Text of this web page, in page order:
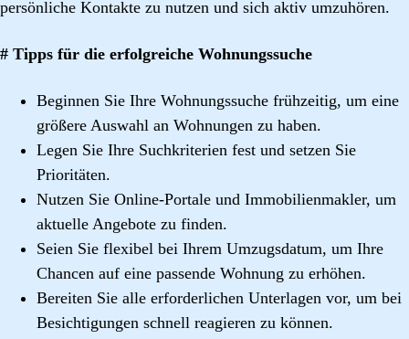
persönliche Kontakte zu nutzen und sich aktiv umzuhören.
# Tipps für die erfolgreiche Wohnungssuche
Beginnen Sie Ihre Wohnungssuche frühzeitig, um eine
größere Auswahl an Wohnungen zu haben.
Legen Sie Ihre Suchkriterien fest und setzen Sie
Prioritäten.
Nutzen Sie Online-Portale und Immobilienmakler, um
aktuelle Angebote zu finden.
Seien Sie flexibel bei Ihrem Umzugsdatum, um Ihre
Chancen auf eine passende Wohnung zu erhöhen.
Bereiten Sie alle erforderlichen Unterlagen vor, um bei
Besichtigungen schnell reagieren zu können.